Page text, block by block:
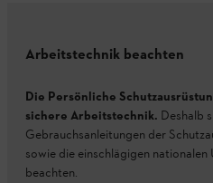
Arbeitstechnik beachten
Die Persönliche
sichere Arbeitstechnik. Deshalb
Gebrauchsanleitungen der
sowie die einschlägigen
beachten.